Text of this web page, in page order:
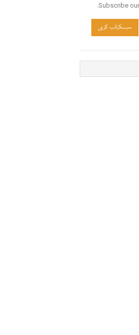
Subscribe
سبسکرائب کریں